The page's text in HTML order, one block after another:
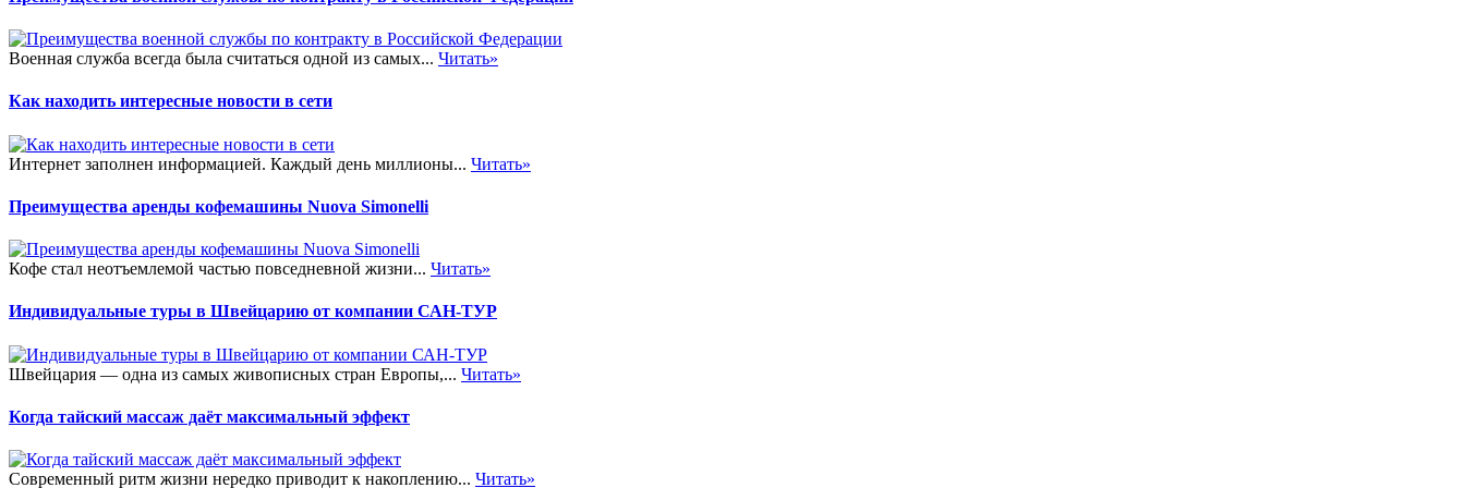
Военная служба всегда была считаться одной из самых... Читать»
Как находить интересные новости в сети
Интернет заполнен информацией. Каждый день миллионы... Читать»
Преимущества аренды кофемашины Nuova Simonelli
Кофе стал неотъемлемой частью повседневной жизни... Читать»
Индивидуальные туры в Швейцарию от компании САН-ТУР
Швейцария — одна из самых живописных стран Европы,... Читать»
Когда тайский массаж даёт максимальный эффект
Современный ритм жизни нередко приводит к накоплению... Читать»